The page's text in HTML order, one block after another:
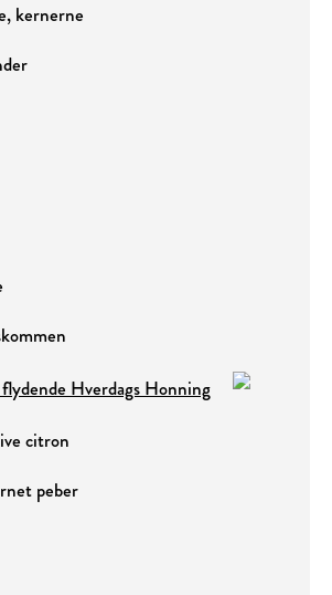
kernerne
flydende Hverdags Honning
citron
peber